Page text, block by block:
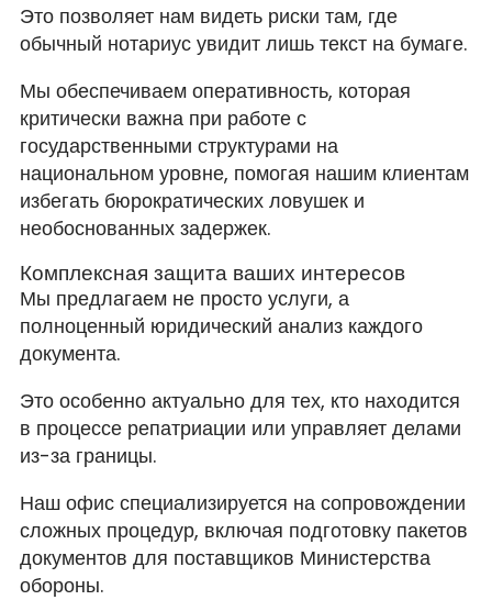
Это позволяет нам видеть риски там, где
обычный нотариус увидит лишь текст на бумаге.
Мы обеспечиваем оперативность, которая
критически важна при работе с
государственными структурами на
национальном уровне, помогая нашим клиентам
избегать бюрократических ловушек и
необоснованных задержек.
Комплексная защита ваших интересов
Мы предлагаем не просто услуги, а
полноценный юридический анализ каждого
документа.
Это особенно актуально для тех, кто находится
в процессе репатриации или управляет делами
из-за границы.
Наш офис специализируется на сопровождении
сложных процедур, включая подготовку пакетов
документов для поставщиков Министерства
обороны.